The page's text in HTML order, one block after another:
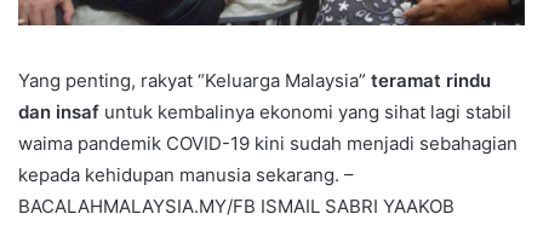
Yang penting, rakyat “Keluarga Malaysia” teramat rindu
dan insaf untuk kembalinya ekonomi yang sihat lagi stabil
waima pandemik COVID-19 kini sudah menjadi sebahagian
kepada kehidupan manusia sekarang. –
BACALAHMALAYSIA.MY/FB ISMAIL SABRI YAAKOB